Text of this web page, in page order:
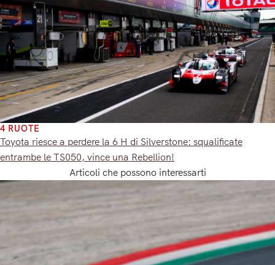
4 RUOTE
Toyota riesce a perdere la 6 H di Silverstone: squalificate
entrambe le TS050, vince una Rebellion!
Articoli che possono interessarti